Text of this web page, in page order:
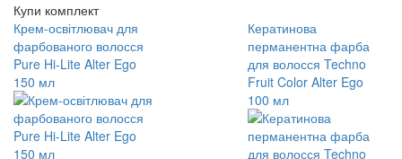
Купи комплект
Крем-освітлювач для
фарбованого волосся
Pure Hi-Lite Alter Ego
150 мл
Кератинова
перманентна фарба
для волосся Techno
Fruit Color Alter Ego
100 мл